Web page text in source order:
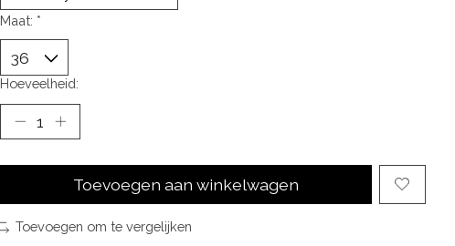
Maat: *
Hoeveelheid:
Toevoegen aan winkelwagen
Toevoegen om te vergelijken